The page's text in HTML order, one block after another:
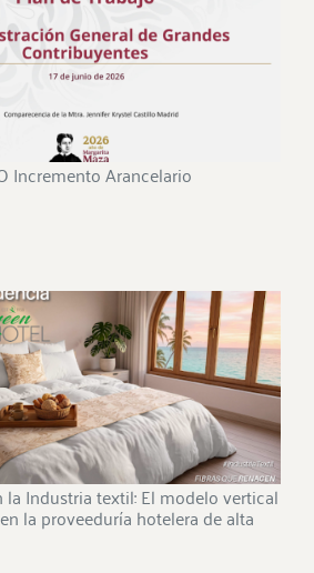
Incremento Arancelario
Industria textil: El modelo vertical
la proveeduría hotelera de alta